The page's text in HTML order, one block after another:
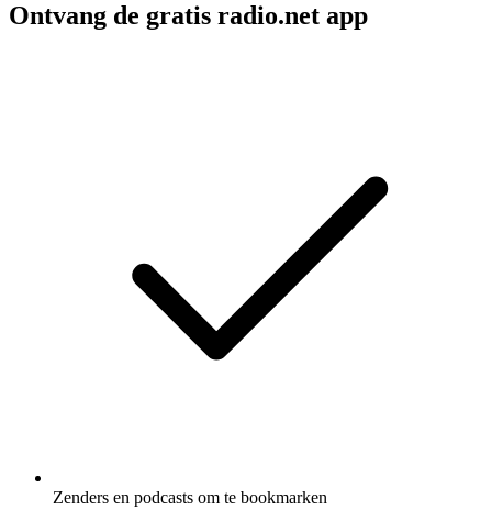
Ontvang de gratis radio.net app
Zenders en podcasts om te bookmarken